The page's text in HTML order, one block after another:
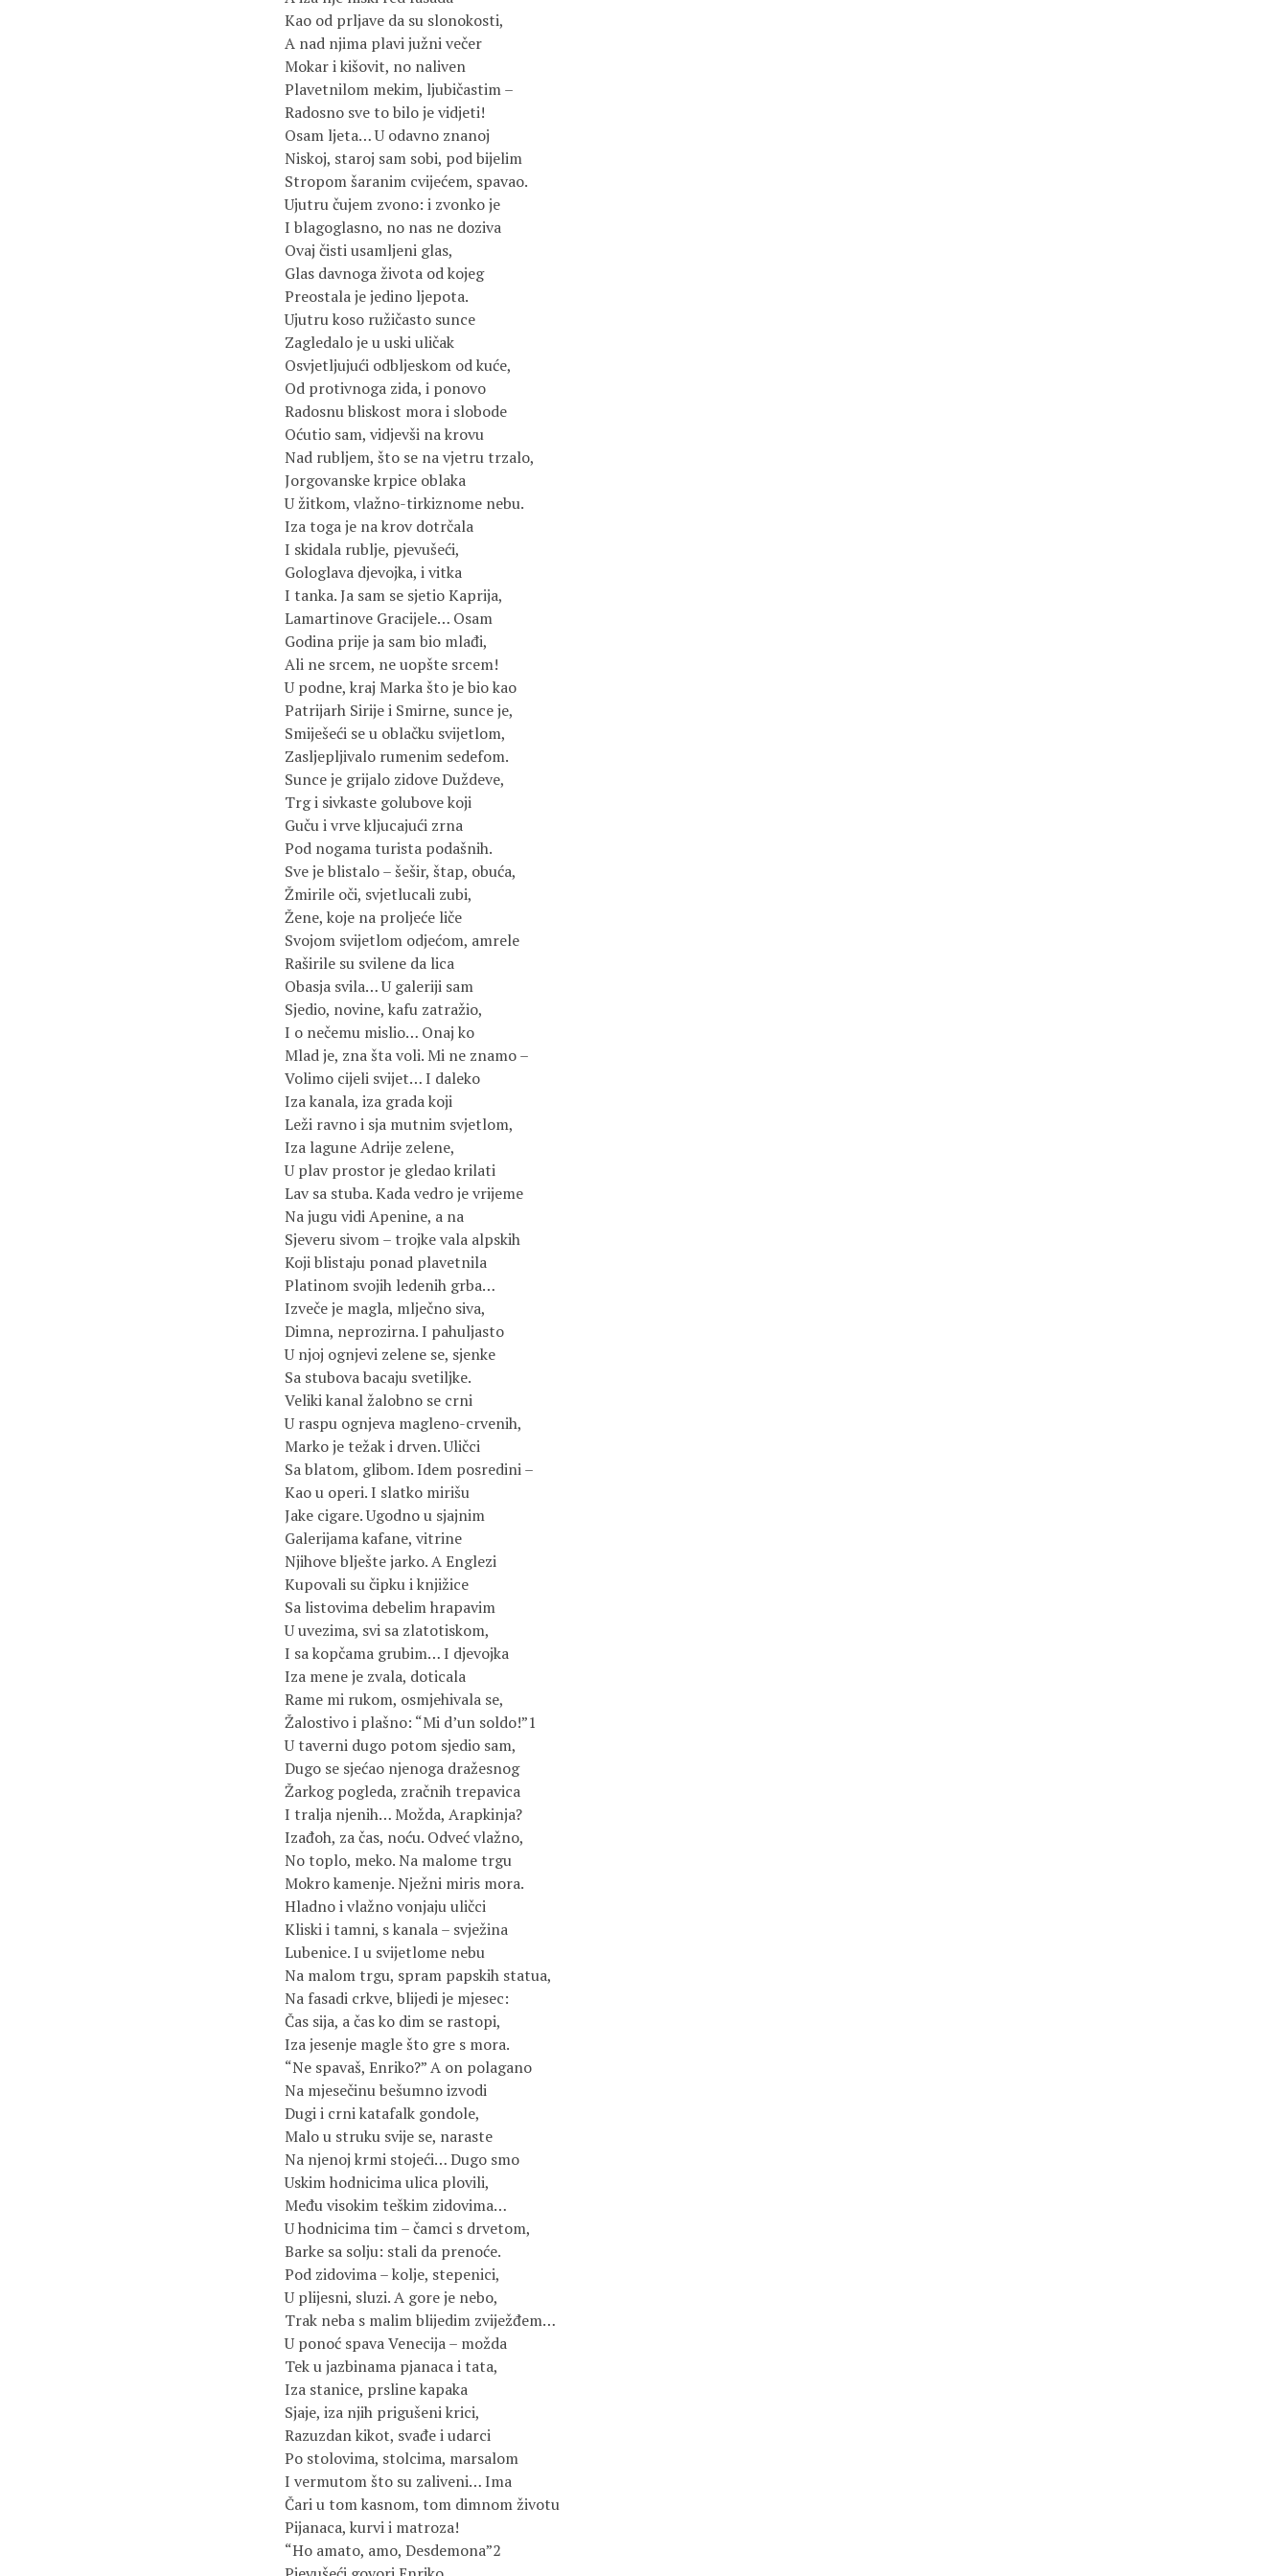
Kao od prljave da su slonokosti,
A nad njima plavi južni večer
Mokar i kišovit, no naliven
Plavetnilom mekim, ljubičastim –
Radosno sve to bilo je vidjeti!
Osam ljeta… U odavno znanoj
Niskoj, staroj sam sobi, pod bijelim
Stropom šaranim cvijećem, spavao.
Ujutru čujem zvono: i zvonko je
I blagoglasno, no nas ne doziva
Ovaj čisti usamljeni glas,
Glas davnoga života od kojeg
Preostala je jedino ljepota.
Ujutru koso ružičasto sunce
Zagledalo je u uski uličak
Osvjetljujući odbljeskom od kuće,
Od protivnoga zida, i ponovo
Radosnu bliskost mora i slobode
Oćutio sam, vidjevši na krovu
Nad rubljem, što se na vjetru trzalo,
Jorgovanske krpice oblaka
U žitkom, vlažno-tirkiznome nebu.
Iza toga je na krov dotrčala
I skidala rublje, pjevušeći,
Gologlava djevojka, i vitka
I tanka. Ja sam se sjetio Kaprija,
Lamartinove Gracijele… Osam
Godina prije ja sam bio mlađi,
Ali ne srcem, ne uopšte srcem!
U podne, kraj Marka što je bio kao
Patrijarh Sirije i Smirne, sunce je,
Smiješeći se u oblačku svijetlom,
Zasljepljivalo rumenim sedefom.
Sunce je grijalo zidove Duždeve,
Trg i sivkaste golubove koji
Guču i vrve kljucajući zrna
Pod nogama turista podašnih.
Sve je blistalo – šešir, štap, obuća,
Žmirile oči, svjetlucali zubi,
Žene, koje na proljeće liče
Svojom svijetlom odjećom, amrele
Raširile su svilene da lica
Obasja svila… U galeriji sam
Sjedio, novine, kafu zatražio,
I o nečemu mislio… Onaj ko
Mlad je, zna šta voli. Mi ne znamo –
Volimo cijeli svijet… I daleko
Iza kanala, iza grada koji
Leži ravno i sja mutnim svjetlom,
Iza lagune Adrije zelene,
U plav prostor je gledao krilati
Lav sa stuba. Kada vedro je vrijeme
Na jugu vidi Apenine, a na
Sjeveru sivom – trojke vala alpskih
Koji blistaju ponad plavetnila
Platinom svojih ledenih grba…
Izveče je magla, mlječno siva,
Dimna, neprozirna. I pahuljasto
U njoj ognjevi zelene se, sjenke
Sa stubova bacaju svetiljke.
Veliki kanal žalobno se crni
U raspu ognjeva magleno-crvenih,
Marko je težak i drven. Uličci
Sa blatom, glibom. Idem posredini –
Kao u operi. I slatko mirišu
Jake cigare. Ugodno u sjajnim
Galerijama kafane, vitrine
Njihove blješte jarko. A Englezi
Kupovali su čipku i knjižice
Sa listovima debelim hrapavim
U uvezima, svi sa zlatotiskom,
I sa kopčama grubim… I djevojka
Iza mene je zvala, doticala
Rame mi rukom, osmjehivala se,
Žalostivo i plašno: “Mi d’un soldo!”1
U taverni dugo potom sjedio sam,
Dugo se sjećao njenoga dražesnog
Žarkog pogleda, zračnih trepavica
I tralja njenih… Možda, Arapkinja?
Izađoh, za čas, noću. Odveć vlažno,
No toplo, meko. Na malome trgu
Mokro kamenje. Nježni miris mora.
Hladno i vlažno vonjaju uličci
Kliski i tamni, s kanala – svježina
Lubenice. I u svijetlome nebu
Na malom trgu, spram papskih statua,
Na fasadi crkve, blijedi je mjesec:
Čas sija, a čas ko dim se rastopi,
Iza jesenje magle što gre s mora.
“Ne spavaš, Enriko?” A on polagano
Na mjesečinu bešumno izvodi
Dugi i crni katafalk gondole,
Malo u struku svije se, naraste
Na njenoj krmi stojeći… Dugo smo
Uskim hodnicima ulica plovili,
Među visokim teškim zidovima…
U hodnicima tim – čamci s drvetom,
Barke sa solju: stali da prenoće.
Pod zidovima – kolje, stepenici,
U plijesni, sluzi. A gore je nebo,
Trak neba s malim blijedim zviježđem…
U ponoć spava Venecija – možda
Tek u jazbinama pjanaca i tata,
Iza stanice, prsline kapaka
Sjaje, iza njih prigušeni krici,
Razuzdan kikot, svađe i udarci
Po stolovima, stolcima, marsalom
I vermutom što su zaliveni… Ima
Čari u tom kasnom, tom dimnom životu
Pijanaca, kurvi i matroza!
“Но amato, amo, Desdemona”2